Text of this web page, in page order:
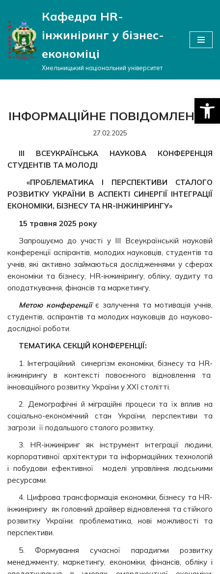
Перейти
до
вмісту
Кафедра HR-
інжиніринг у бізнес-
економіці
Хмельницький національний університет
ІНФОРМАЦІЙНЕ ПОВІДОМЛЕННЯ
27.02.2025
IІІ ВСЕУКРАЇНСЬКА НАУКОВА КОНФЕРЕНЦІЯ
СТУДЕНТІВ ТА МОЛОДІ
«ПРОБЛЕМАТИКА І ПЕРСПЕКТИВИ СТАЛОГО
РОЗВИТКУ УКРАЇНИ В АСПЕКТІ СИНЕРГІЇ ІНТЕГРАЦІЇ
ЕКОНОМІКИ, БІЗНЕСУ ТА HR-ІНЖИНІРИНГУ»
15 травня 2025 року
Запрошуємо до участі у ІІІ Всеукраїнській науковій
конференції аспірантів, молодих науковців, студентів та
учнів, які активно займаються дослідженнями у сферах
економіки та бізнесу, HR-інжинірингу, обліку, аудиту та
оподаткування, фінансів та маркетингу.
Метою конференціїє залучення та мотивація учнів,
студентів, аспірантів та молодих науковців до науково-
дослідної роботи.
ТЕМАТИКА СЕКЦІЙ КОНФЕРЕНЦІЇ:
1. Інтеграційний синергізм економіки, бізнесу та HR-
інжинірингу в контексті повоєнного відновлення та
інноваційного розвитку України у XXI столітті.
2. Демографічні й міграційні процеси та їх вплив на
соціально-економічний стан України, перспективи та
загрози її подальшого сталого розвитку.
3. HR-інжиніринг як інструмент інтеграції людини,
корпоративної архітектури та інформаційних технологій
і побудови ефективної моделі управління людськими
ресурсами.
4. Цифрова трансформація економіки, бізнесу та HR-
інжинірингу як головний драйвер відновлення та стійкого
розвитку України: проблематика, нові можливості та
перспективи.
5. Формування сучасної парадигми розвитку
менеджменту, маркетингу, економіки, фінансів, обліку і